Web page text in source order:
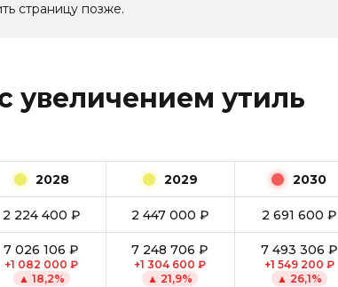
страницу позже.
увеличением утиль
2028 2029 2030
2 224 400 ₽ 2 447 000 ₽ 2 691 600 ₽
7 026 106 ₽
+1 082 000 ₽
▲ 18,2%
7 248 706 ₽
+1 304 600 ₽
▲ 21,9%
7 493 306 ₽
+1 549 200 ₽
▲ 26,1%